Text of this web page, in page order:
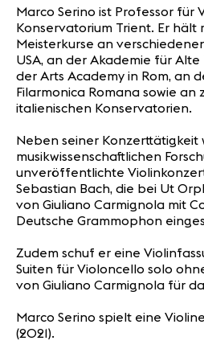
Marco Serino ist Professor für
Konservatorium Trient. Er hält
Meisterkurse an
USA, an der Akademie für Alte
der Arts Academy in Rom, an
Filarmonica Romana sowie an
italienischen Konservatorien.
Neben seiner Konzerttätigkeit
musikwissenschaftlichen
unveröffentlichte
Sebastian Bach, die bei Ut
von Giuliano Carmignola mit
Deutsche Grammophon
Zudem schuf er eine
Suiten für Violoncello solo
von Giuliano Carmignola für
Marco Serino spielt eine
(2021).